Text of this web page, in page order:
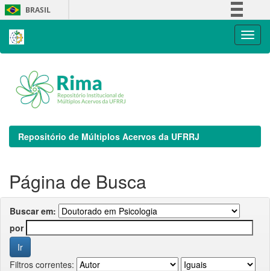
Skip
navigation
BRASIL
Repositório de Múltiplos Acervos da UFRRJ
Página de Busca
Buscar em:
por
Filtros correntes: